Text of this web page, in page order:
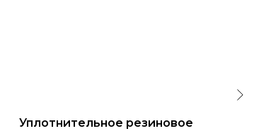
Уплотнительное резиновое